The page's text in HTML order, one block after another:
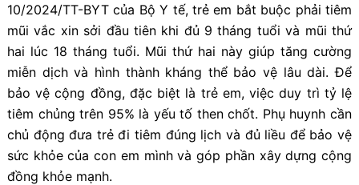
10/2024/TT-BYT của Bộ Y tế, trẻ em bắt buộc phải tiêm
mũi vắc xin sởi đầu tiên khi đủ 9 tháng tuổi và mũi thứ
hai lúc 18 tháng tuổi. Mũi thứ hai này giúp tăng cường
miễn dịch và hình thành kháng thể bảo vệ lâu dài. Để
bảo vệ cộng đồng, đặc biệt là trẻ em, việc duy trì tỷ lệ
tiêm chủng trên 95% là yếu tố then chốt. Phụ huynh cần
chủ động đưa trẻ đi tiêm đúng lịch và đủ liều để bảo vệ
sức khỏe của con em mình và góp phần xây dựng cộng
đồng khỏe mạnh.